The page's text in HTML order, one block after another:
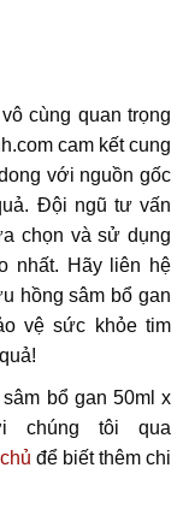
cùng quan trọng
cam kết cung
với nguồn gốc
Đội ngũ tư vấn
chọn và sử dụng
nhất. Hãy liên hệ
hồng sâm bổ gan
vệ sức khỏe tim
bổ gan 50ml x
chúng tôi qua
để biết thêm chi